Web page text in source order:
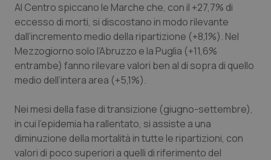
Al Centro spiccano le Marche che, con il +27,7% di
eccesso di morti, si discostano in modo rilevante
dall’incremento medio della ripartizione (+8,1%). Nel
Mezzogiorno solo l’Abruzzo e la Puglia (+11,6%
entrambe) fanno rilevare valori ben al di sopra di quello
medio dell’intera area (+5,1%).
Nei mesi della fase di transizione (giugno-settembre),
in cui l’epidemia ha rallentato, si assiste a una
diminuzione della mortalità in tutte le ripartizioni, con
valori di poco superiori a quelli di riferimento del
Necessari Statistici Marketing
I cookie necessari contribuiscono a rendere fruibile il
sito web abilitandone funzionalità di base quali la
navigazione sulle pagine e l'accesso alle aree
protette del sito. Il sito web non è in grado di
funzionare correttamente senza questi cookie.
VISITOR_PRIVACY_METADATA
YouTube
.youtube.com